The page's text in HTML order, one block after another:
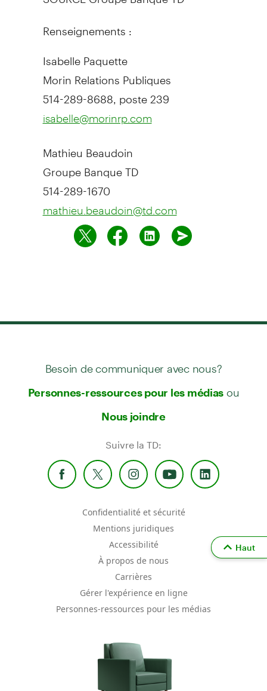
Renseignements :
Isabelle Paquette
Morin Relations Publiques
514-289-8688, poste 239
isabelle@morinrp.com
Mathieu Beaudoin
Groupe Banque TD
514-289-1670
mathieu.beaudoin@td.com
Besoin de communiquer avec nous?
Personnes-ressources pour les médias ou
Nous joindre
Suivre la TD:
Confidentialité et sécurité
Mentions juridiques
Accessibilité
À propos de nous
Carrières
Gérer l'expérience en ligne
Personnes-ressources pour les médias
Haut